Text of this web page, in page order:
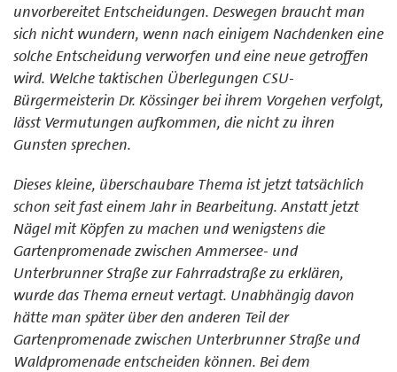
unvorbereitet Entscheidungen. Deswegen braucht man
sich nicht wundern, wenn nach einigem Nachdenken eine
solche Entscheidung verworfen und eine neue getroffen
wird. Welche taktischen Überlegungen CSU-
Bürgermeisterin Dr. Kössinger bei ihrem Vorgehen verfolgt,
lässt Vermutungen aufkommen, die nicht zu ihren
Gunsten sprechen.
Dieses kleine, überschaubare Thema ist jetzt tatsächlich
schon seit fast einem Jahr in Bearbeitung. Anstatt jetzt
Nägel mit Köpfen zu machen und wenigstens die
Gartenpromenade zwischen Ammersee- und
Unterbrunner Straße zur Fahrradstraße zu erklären,
wurde das Thema erneut vertagt. Unabhängig davon
hätte man später über den anderen Teil der
Gartenpromenade zwischen Unterbrunner Straße und
Waldpromenade entscheiden können. Bei dem